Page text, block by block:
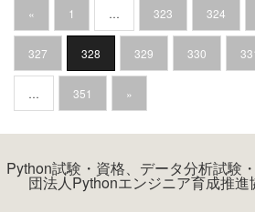
« 1 … 323 324
327 328 329 330
… 351 »
Python試験・資格、データ分析試験
団法人Pythonエンジニア育成推